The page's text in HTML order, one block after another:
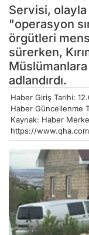
Servisi, olayla
"operasyon
örgütleri
sürerken,
Müslümanlara
adlandırdı.
Haber Giriş Tarihi:
Haber Güncellenme
Kaynak: Haber
https://